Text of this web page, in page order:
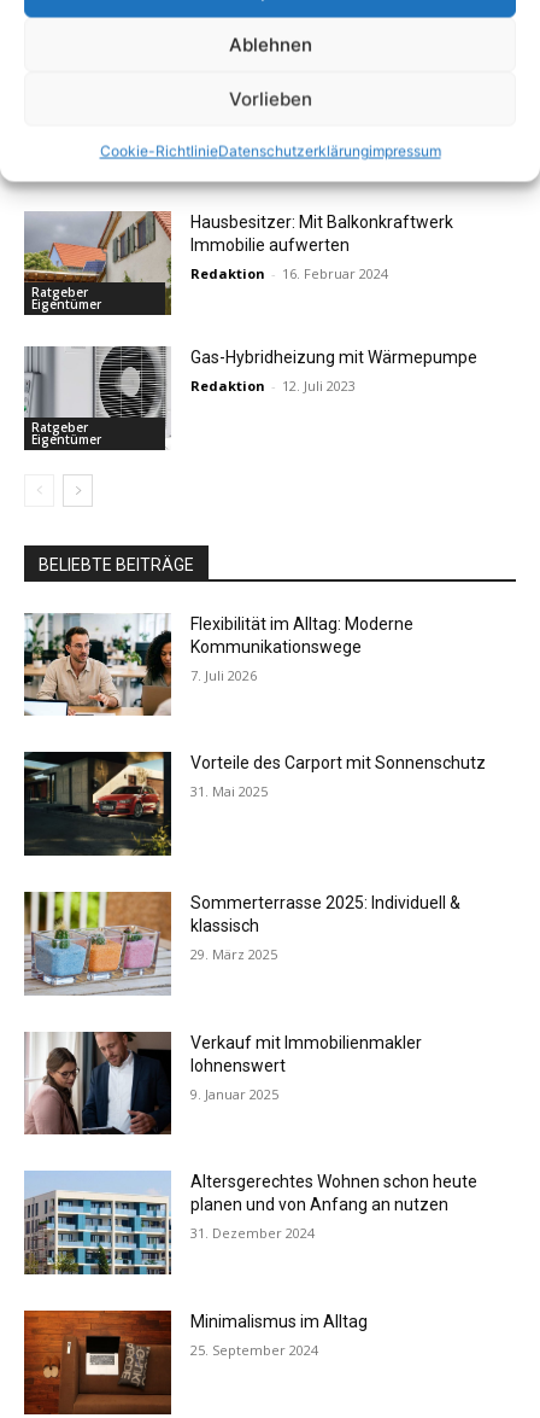
Ablehnen
Vorlieben
Cookie-RichtlinieDatenschutzerklärungimpressum
Vorteile des Carport mit Sonnenschutz
Ratgeber
Eigentümer
Hausbesitzer: Mit Balkonkraftwerk
Immobilie aufwerten
Redaktion - 16. Februar 2024
Ratgeber
Eigentümer
Gas-Hybridheizung mit Wärmepumpe
Redaktion - 12. Juli 2023
BELIEBTE BEITRÄGE
Flexibilität im Alltag: Moderne
Kommunikationswege
7. Juli 2026
Vorteile des Carport mit Sonnenschutz
31. Mai 2025
Sommerterrasse 2025: Individuell &
klassisch
29. März 2025
Verkauf mit Immobilienmakler
lohnenswert
9. Januar 2025
Altersgerechtes Wohnen schon heute
planen und von Anfang an nutzen
31. Dezember 2024
Minimalismus im Alltag
25. September 2024